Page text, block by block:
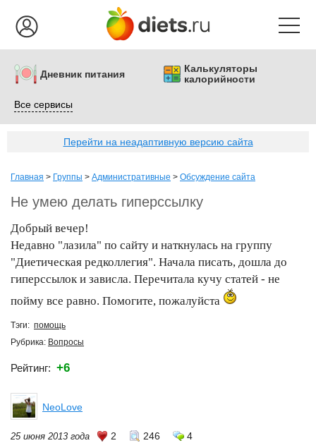
Дневник питания
Калькуляторы
калорийности
Все сервисы
Перейти на неадаптивную версию сайта
Главная > Группы > Административные > Обсуждение сайта
Не умею делать гиперссылку
Добрый вечер!
Недавно "лазила" по сайту и наткнулась на группу
"Диетическая редколлегия". Начала писать, дошла до
гиперссылок и зависла. Перечитала кучу статей - не
пойму все равно. Помогите, пожалуйста
Тэги: помощь
Рубрика: Вопросы
Рейтинг: +6
NeoLove
25 июня 2013 года 2 246 4